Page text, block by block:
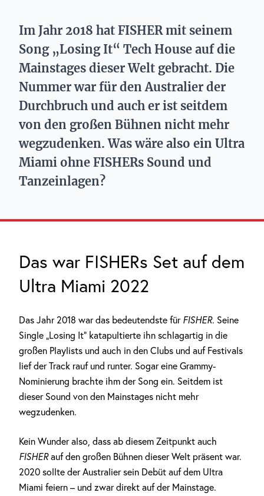
Im Jahr 2018 hat FISHER mit seinem
Song „Losing It“ Tech House auf die
Mainstages dieser Welt gebracht. Die
Nummer war für den Australier der
Durchbruch und auch er ist seitdem
von den großen Bühnen nicht mehr
wegzudenken. Was wäre also ein Ultra
Miami ohne FISHERs Sound und
Tanzeinlagen?
Das war FISHERs Set auf dem
Ultra Miami 2022
Das Jahr 2018 war das bedeutendste für FISHER. Seine
Single „Losing It“ katapultierte ihn schlagartig in die
großen Playlists und auch in den Clubs und auf Festivals
lief der Track rauf und runter. Sogar eine Grammy-
Nominierung brachte ihm der Song ein. Seitdem ist
dieser Sound von den Mainstages nicht mehr
wegzudenken.
Kein Wunder also, dass ab diesem Zeitpunkt auch
FISHERauf den großen Bühnen dieser Welt präsent war.
2020 sollte der Australier sein Debüt auf dem Ultra
Miami feiern – und zwar direkt auf der Mainstage.